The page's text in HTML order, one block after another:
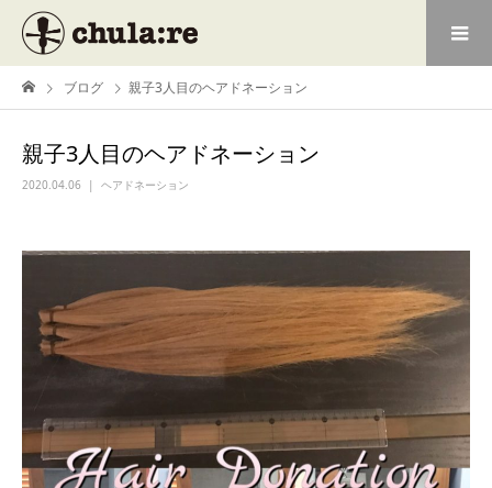
ブログ 親子3人目のヘアドネーション
親子3人目のヘアドネーション
2020.04.06 ヘアドネーション